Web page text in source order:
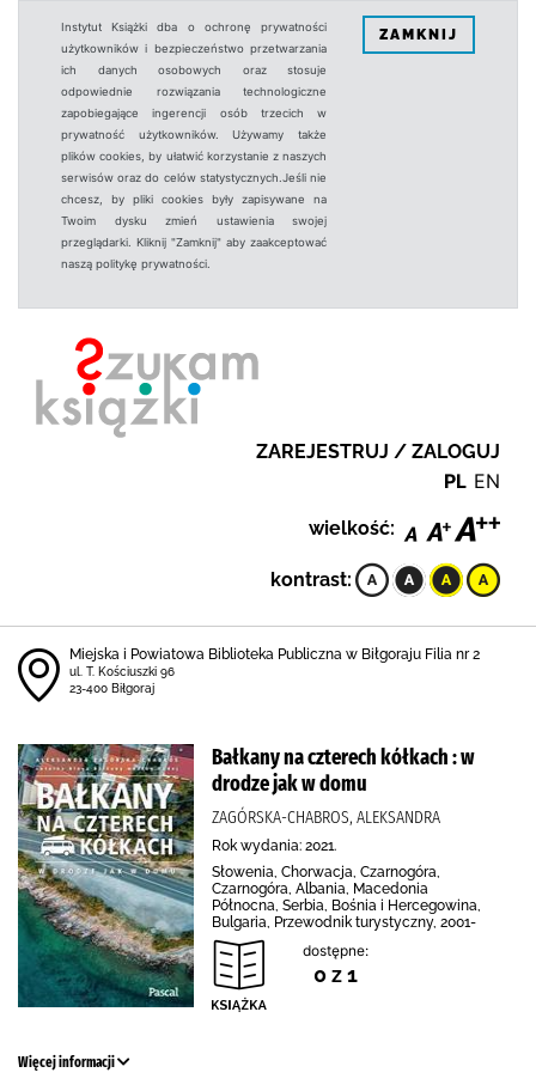
Instytut Książki dba o ochronę prywatności
użytkowników i bezpieczeństwo przetwarzania
ich danych osobowych oraz stosuje
odpowiednie rozwiązania technologiczne
zapobiegające ingerencji osób trzecich w
prywatność użytkowników. Używamy także
plików cookies, by ułatwić korzystanie z naszych
serwisów oraz do celów statystycznych.Jeśli nie
chcesz, by pliki cookies były zapisywane na
Twoim dysku zmień ustawienia swojej
przeglądarki. Kliknij "Zamknij" aby zaakceptować
naszą politykę prywatności.
ZAMKNIJ
ZAREJESTRUJ / ZALOGUJ
PL EN
wielkość:
kontrast:
Miejska i Powiatowa Biblioteka Publiczna w Biłgoraju Filia nr 2
ul. T. Kościuszki 96
23-400 Biłgoraj
Bałkany na czterech kółkach : w
drodze jak w domu
ZAGÓRSKA-CHABROS, ALEKSANDRA
Rok wydania: 2021.
Słowenia, Chorwacja, Czarnogóra,
Czarnogóra, Albania, Macedonia
Północna, Serbia, Bośnia i Hercegowina,
Bulgaria, Przewodnik turystyczny, 2001-
dostępne:
0 z 1
Więcej informacji